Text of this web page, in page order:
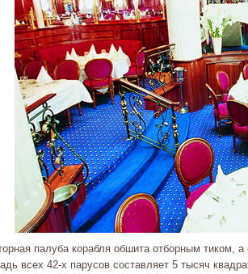
палуба корабля обшита отборным тиком,
всех 42-х парусов составляет 5 тысяч